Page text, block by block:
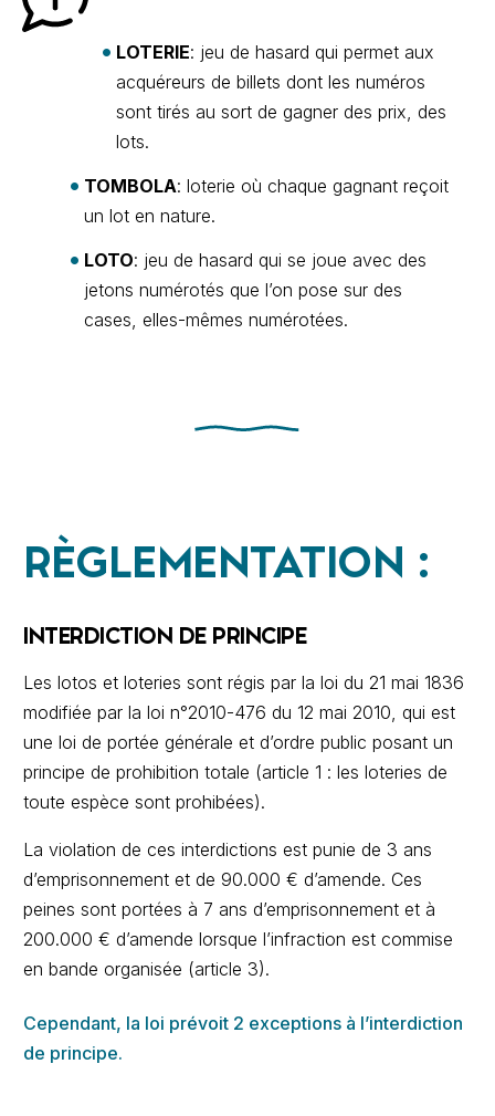
LOTERIE: jeu de hasard qui permet aux
acquéreurs de billets dont les numéros
sont tirés au sort de gagner des prix, des
lots.
TOMBOLA: loterie où chaque gagnant reçoit
un lot en nature.
LOTO: jeu de hasard qui se joue avec des
jetons numérotés que l’on pose sur des
cases, elles-mêmes numérotées.
RÈGLEMENTATION :
INTERDICTION DE PRINCIPE
Les lotos et loteries sont régis par la loi du 21 mai 1836
modifiée par la loi n°2010-476 du 12 mai 2010, qui est
une loi de portée générale et d’ordre public posant un
principe de prohibition totale (article 1 : les loteries de
toute espèce sont prohibées).
La violation de ces interdictions est punie de 3 ans
d’emprisonnement et de 90.000 € d’amende. Ces
peines sont portées à 7 ans d’emprisonnement et à
200.000 € d’amende lorsque l’infraction est commise
en bande organisée (article 3).
Cependant, la loi prévoit 2 exceptions à l’interdiction
de principe.